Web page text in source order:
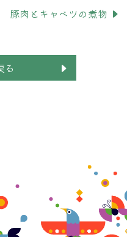
豚肉とキャベツの煮物
る